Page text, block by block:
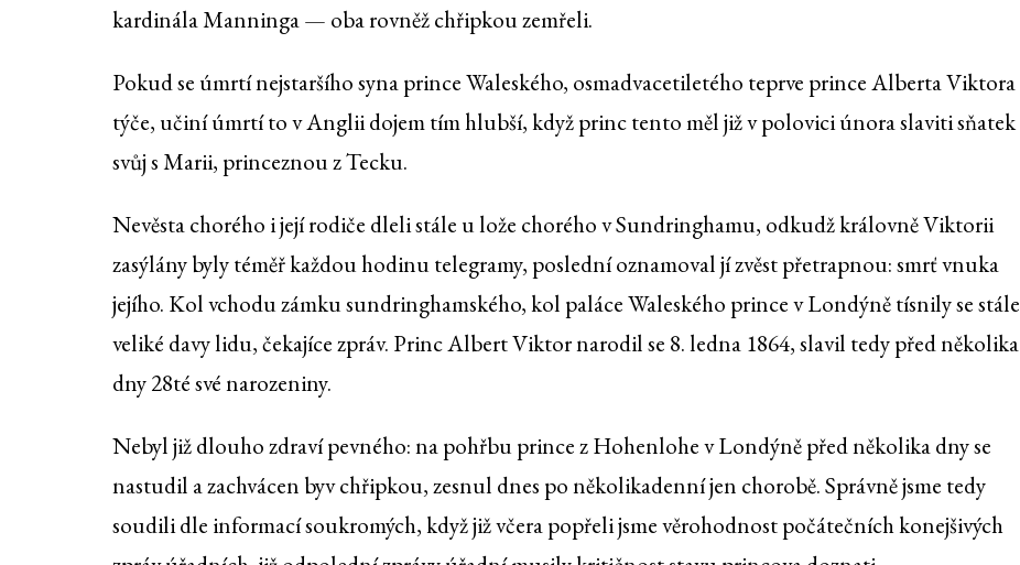
kardinála Manninga — oba rovněž chřipkou zemřeli.
Pokud se úmrtí nejstaršího syna prince Waleského, osmadvacetiletého teprve prince Alberta Viktora
týče, učiní úmrtí to v Anglii dojem tím hlubší, když princ tento měl již v polovici února slaviti sňatek
svůj s Marii, princeznou z Tecku.
Nevěsta chorého i její rodiče dleli stále u lože chorého v Sundringhamu, odkudž královně Viktorii
zasýlány byly téměř každou hodinu telegramy, poslední oznamoval jí zvěst přetrapnou: smrť vnuka
jejího. Kol vchodu zámku sundringhamského, kol paláce Waleského prince v Londýně tísnily se stále
veliké davy lidu, čekajíce zpráv. Princ Albert Viktor narodil se 8. ledna 1864, slavil tedy před několika
dny 28té své narozeniny.
Nebyl již dlouho zdraví pevného: na pohřbu prince z Hohenlohe v Londýně před několika dny se
nastudil a zachvácen byv chřipkou, zesnul dnes po několikadenní jen chorobě. Správně jsme tedy
soudili dle informací soukromých, když již včera popřeli jsme věrohodnost počátečních konejšivých